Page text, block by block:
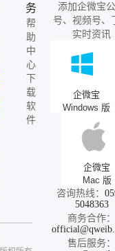
务
帮
助
中
心
下
载
软
件
添加企微宝
号、视频号、
实时资讯
企微宝
Windows 版
企微宝
Mac 版
咨询热线：
5048363
商务合作：
售后服务：